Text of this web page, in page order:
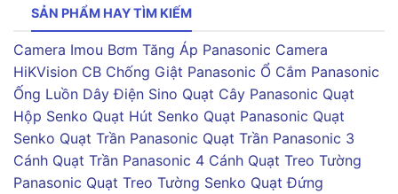
SẢN PHẨM HAY TÌM KIẾM
Camera Imou Bơm Tăng Áp Panasonic Camera
HiKVision CB Chống Giật Panasonic Ổ Cắm Panasonic
Ống Luồn Dây Điện Sino Quạt Cây Panasonic Quạt
Hộp Senko Quạt Hút Senko Quạt Panasonic Quạt
Senko Quạt Trần Panasonic Quạt Trần Panasonic 3
Cánh Quạt Trần Panasonic 4 Cánh Quạt Treo Tường
Panasonic Quạt Treo Tường Senko Quạt Đứng